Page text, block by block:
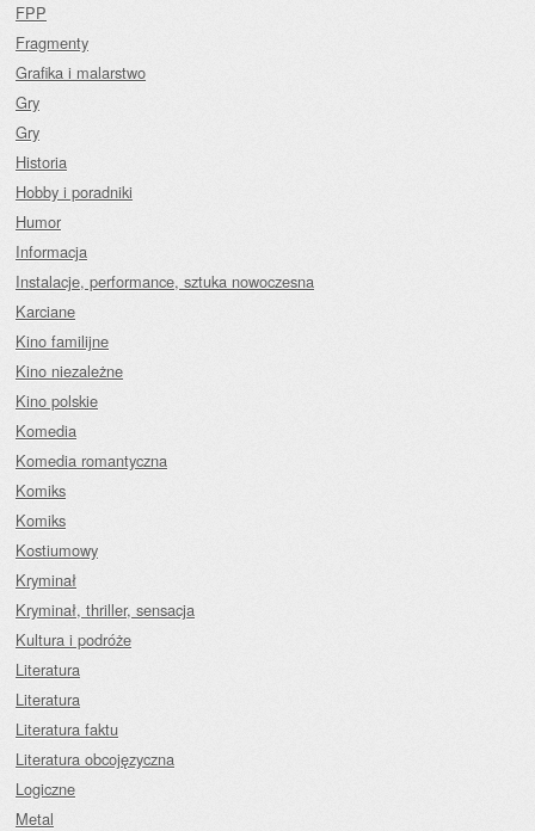
FPP
Fragmenty
Grafika i malarstwo
Gry
Gry
Historia
Hobby i poradniki
Humor
Informacja
Instalacje, performance, sztuka nowoczesna
Karciane
Kino familijne
Kino niezależne
Kino polskie
Komedia
Komedia romantyczna
Komiks
Komiks
Kostiumowy
Kryminał
Kryminał, thriller, sensacja
Kultura i podróże
Literatura
Literatura
Literatura faktu
Literatura obcojęzyczna
Logiczne
Metal